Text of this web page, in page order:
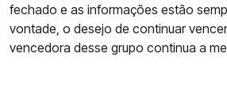
fechado e as informações estão
vontade, o desejo de continuar
vencedora desse grupo continua a